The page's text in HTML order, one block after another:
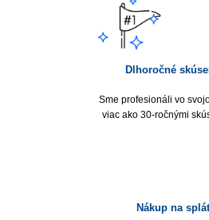
Dlhoročné
Sme profesionáli vo
viac ako 30-ročnými
Nákup na